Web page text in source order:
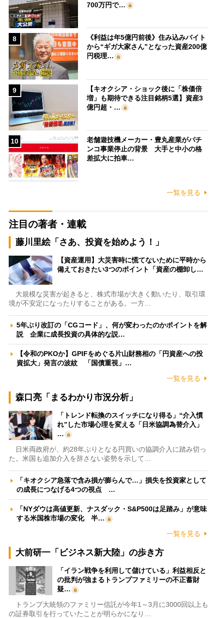
700万円で…
8
《利益は年5億円前後》住み込みバイト
から“ギガ大家さん”となった資産200億
円税理…
9
【キオクシア・ショック後に「株価倍
増」も期待できる注目銘柄5選】資産3
億円超・…
10
老舗遊技機メーカー・豊丸産業がパチ
ンコ事業停止の背景 大手と中小の格
差拡大に拍車…
一覧を見る
注目の著者・連載
藤川里絵「さあ、投資を始めよう！」
【資産運用】大災害時に慌てないために平時から
備えておきたい3つのポイント「資産の棚卸し…
大規模な災害が起きると、株式市場が大きく動いたり、取引環
境が不安定になったりすることがある。一方…
5年ぶり改訂の「CGコード」、何が変わったのかポイントを解
説 企業に成長投資の具体的な説…
【令和のPKOか】GPIFをめぐる片山財務相の「円資産への投
資拡大」発言の波紋 「国債重視」…
一覧を見る
森口亮「まるわかり市況分析」
「トレンド転換のスイッチになり得る」“介入慣
れ”した市場心理を変える「日米協調為替介入」
…
日米両政府が、約28年ぶりとなる円買いの協調介入に踏み切っ
た。米国も追加介入を辞さない姿勢を示して…
「キオクシア急落で含み損が膨らんで…」損失を投資家として
の成長につなげる4つの視点 …
「NYダウは高値更新、ナスダック・S&P500は足踏み」が意味
する米国株市場の変化 半…
一覧を見る
大前研一「ビジネス新大陸」の歩き方
「イラン戦争を利用して儲けている」利益相反と
の批判が強まるトランプファミリーの不正蓄財
疑…
トランプ大統領のファミリー信託が今年1～3月に3000回以上も
の証券取引を行っていたことが明らかになり…